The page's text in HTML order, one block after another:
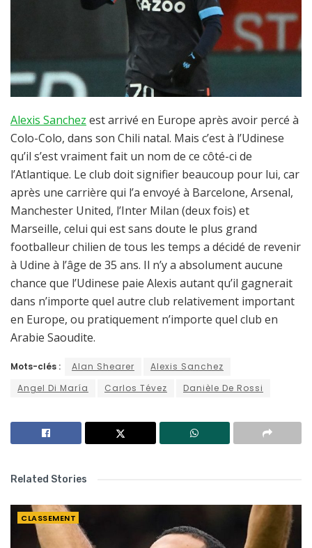
Alexis Sanchez est arrivé en Europe après avoir percé à
Colo-Colo, dans son Chili natal. Mais c’est à l’Udinese
qu’il s’est vraiment fait un nom de ce côté-ci de
l’Atlantique. Le club doit signifier beaucoup pour lui, car
après une carrière qui l’a envoyé à Barcelone, Arsenal,
Manchester United, l’Inter Milan (deux fois) et
Marseille, celui qui est sans doute le plus grand
footballeur chilien de tous les temps a décidé de revenir
à Udine à l’âge de 35 ans. Il n’y a absolument aucune
chance que l’Udinese paie Alexis autant qu’il gagnerait
dans n’importe quel autre club relativement important
en Europe, ou pratiquement n’importe quel club en
Arabie Saoudite.
Mots-clés : Alan Shearer
Alexis Sanchez
Angel Di María
Carlos Tévez Danièle De Rossi
Related Stories
CLASSEMENT